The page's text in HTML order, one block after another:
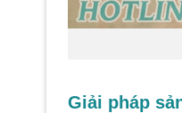
Giải pháp